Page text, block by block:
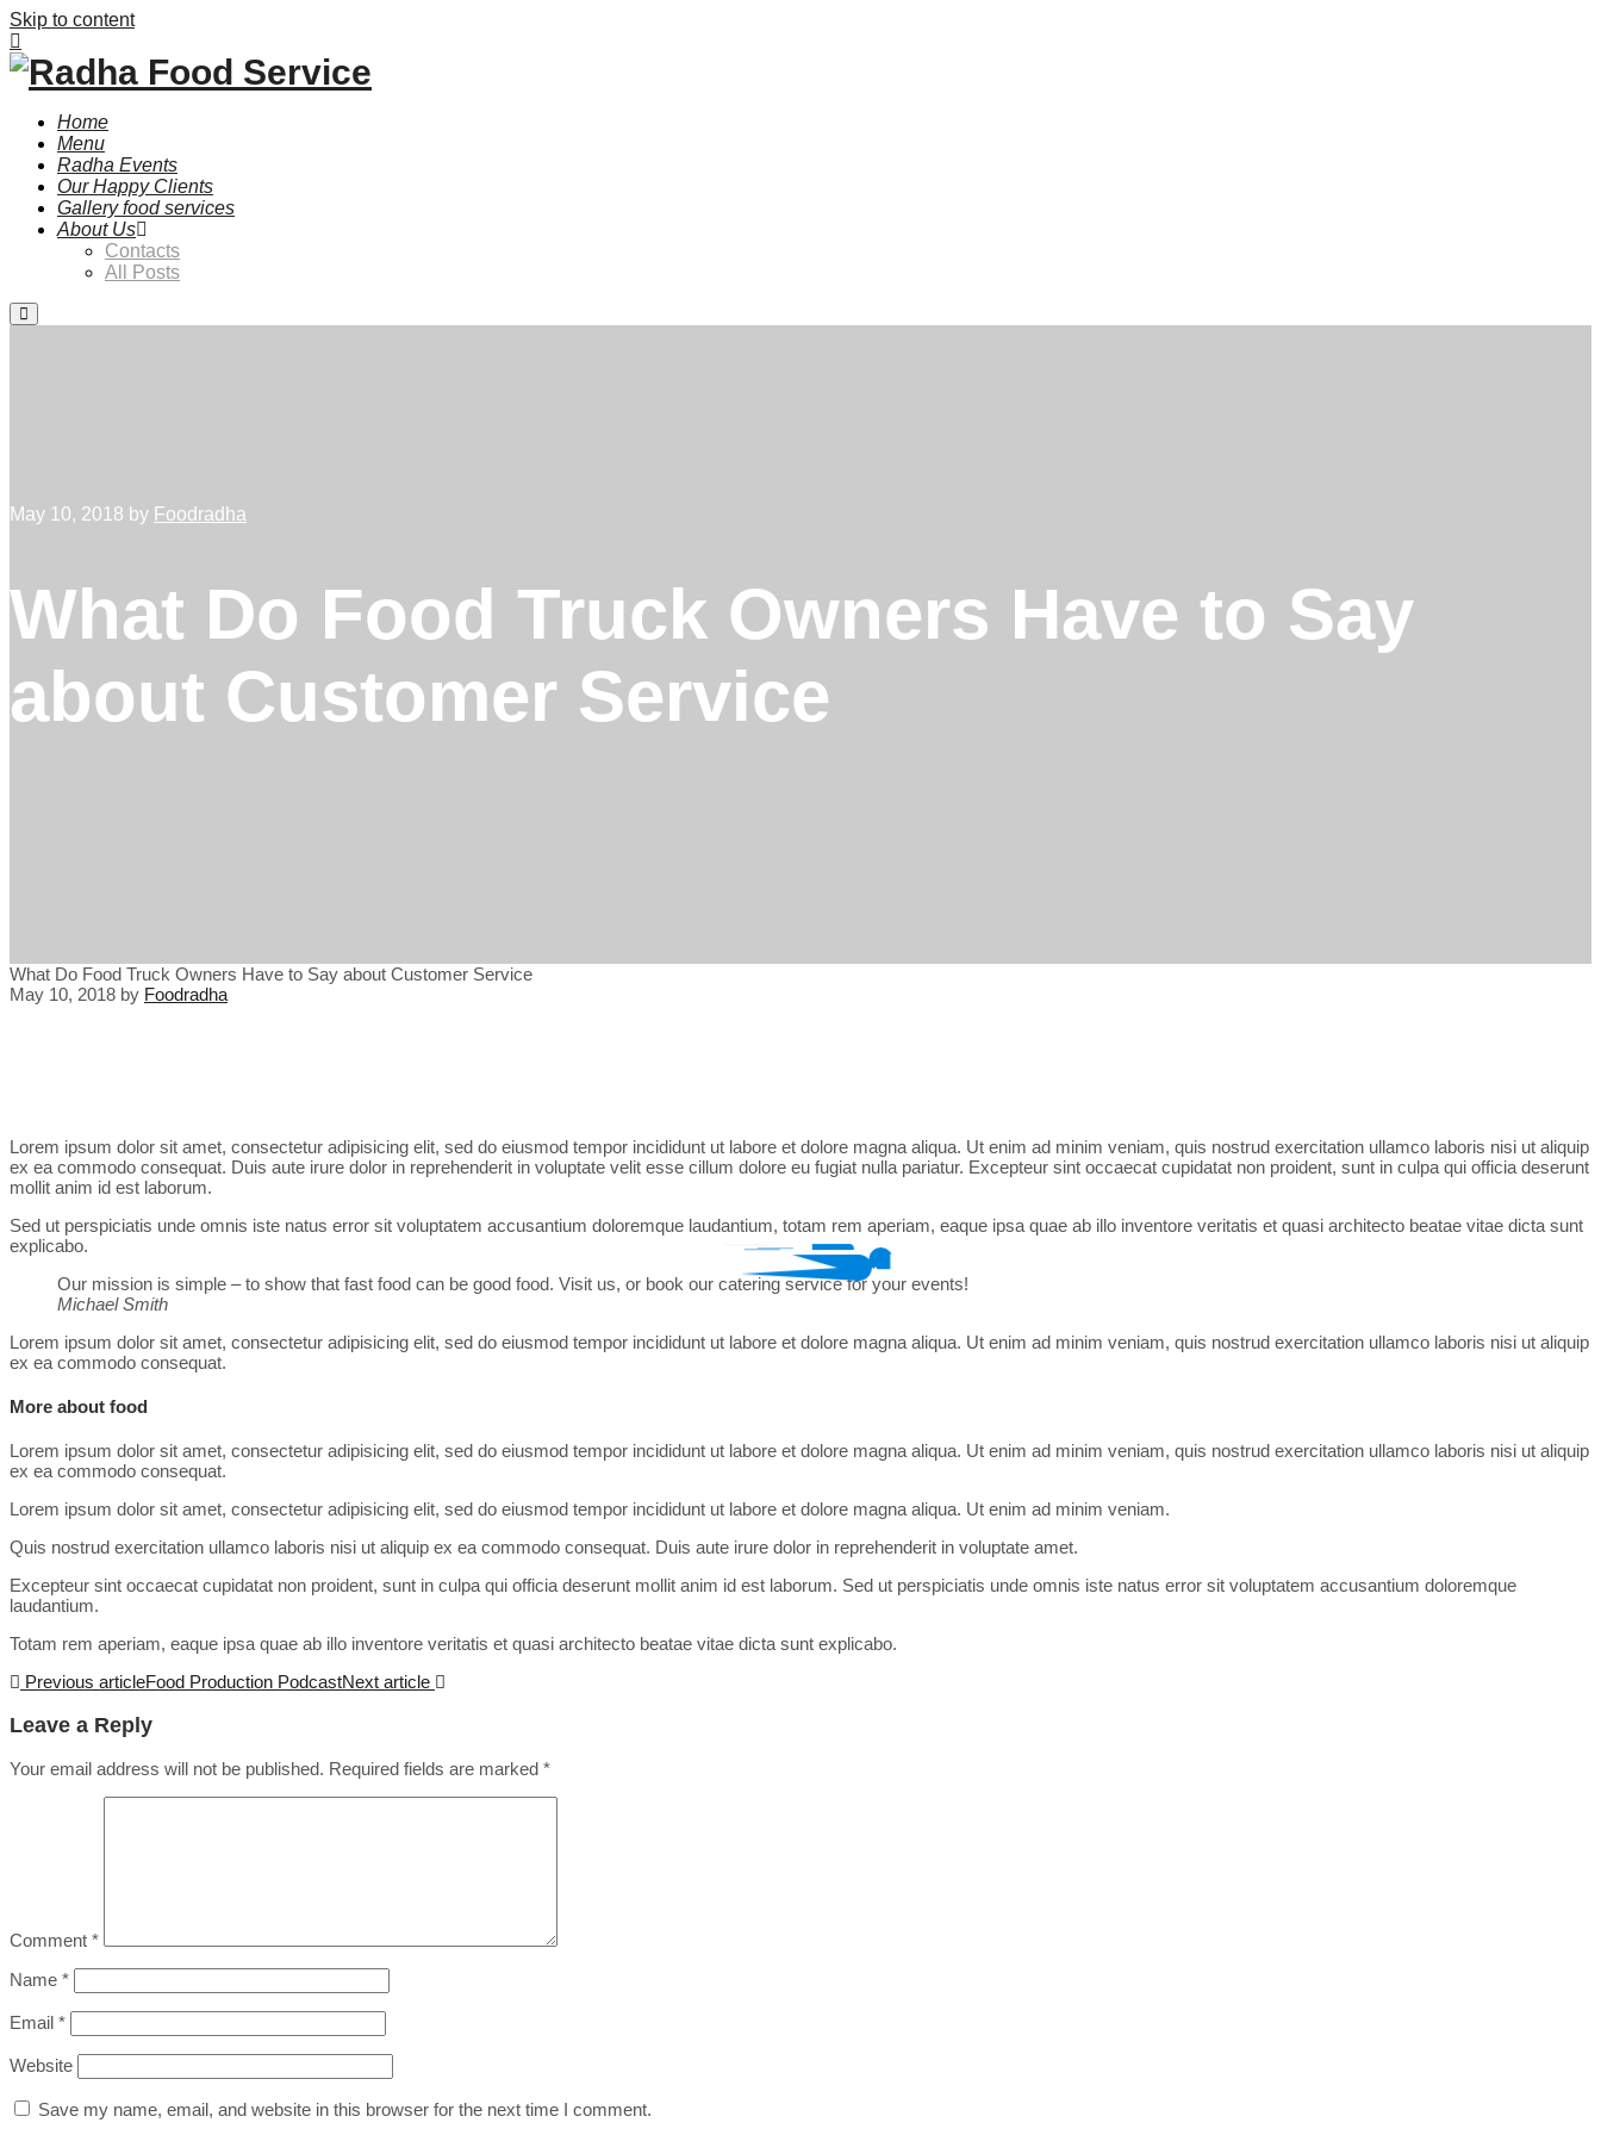
Skip to content
Home
Menu
Radha Events
Our Happy Clients
Gallery food services
About Us
Contacts
All Posts
May 10, 2018 by Foodradha
What Do Food Truck Owners Have to Say
about Customer Service
What Do Food Truck Owners Have to Say about Customer Service
May 10, 2018 by Foodradha
Lorem ipsum dolor sit amet, consectetur adipisicing elit, sed do eiusmod tempor incididunt ut labore et dolore magna aliqua. Ut enim ad minim veniam, quis nostrud exercitation ullamco laboris nisi ut aliquip
ex ea commodo consequat. Duis aute irure dolor in reprehenderit in voluptate velit esse cillum dolore eu fugiat nulla pariatur. Excepteur sint occaecat cupidatat non proident, sunt in culpa qui officia deserunt
mollit anim id est laborum.
Sed ut perspiciatis unde omnis iste natus error sit voluptatem accusantium doloremque laudantium, totam rem aperiam, eaque ipsa quae ab illo inventore veritatis et quasi architecto beatae vitae dicta sunt
explicabo.
Our mission is simple – to show that fast food can be good food. Visit us, or book our catering service for your events!
Michael Smith
Lorem ipsum dolor sit amet, consectetur adipisicing elit, sed do eiusmod tempor incididunt ut labore et dolore magna aliqua. Ut enim ad minim veniam, quis nostrud exercitation ullamco laboris nisi ut aliquip
ex ea commodo consequat.
More about food
Lorem ipsum dolor sit amet, consectetur adipisicing elit, sed do eiusmod tempor incididunt ut labore et dolore magna aliqua. Ut enim ad minim veniam, quis nostrud exercitation ullamco laboris nisi ut aliquip
ex ea commodo consequat.
Lorem ipsum dolor sit amet, consectetur adipisicing elit, sed do eiusmod tempor incididunt ut labore et dolore magna aliqua. Ut enim ad minim veniam.
Quis nostrud exercitation ullamco laboris nisi ut aliquip ex ea commodo consequat. Duis aute irure dolor in reprehenderit in voluptate amet.
Excepteur sint occaecat cupidatat non proident, sunt in culpa qui officia deserunt mollit anim id est laborum. Sed ut perspiciatis unde omnis iste natus error sit voluptatem accusantium doloremque
laudantium.
Totam rem aperiam, eaque ipsa quae ab illo inventore veritatis et quasi architecto beatae vitae dicta sunt explicabo.
Previous articleFood Production PodcastNext article
Leave a Reply
Your email address will not be published. Required fields are marked *
Comment *
Name *
Email *
Website
Save my name, email, and website in this browser for the next time I comment.